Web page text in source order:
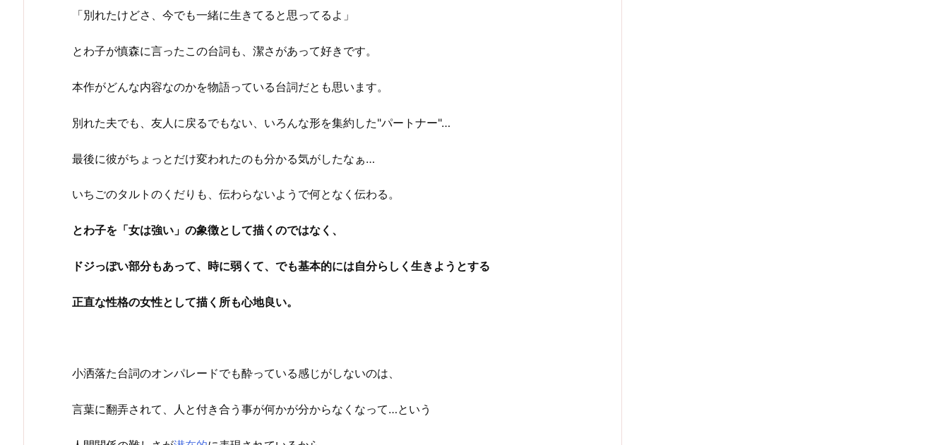
「別れたけどさ、今でも一緒に生きてると思ってるよ」
とわ子が慎森に言ったこの台詞も、潔さがあって好きです。
本作がどんな内容なのかを物語っている台詞だとも思います。
別れた夫でも、友人に戻るでもない、いろんな形を集約した"パートナー"…
最後に彼がちょっとだけ変われたのも分かる気がしたなぁ…
いちごのタルトのくだりも、伝わらないようで何となく伝わる。
とわ子を「女は強い」の象徴として描くのではなく、
ドジっぽい部分もあって、時に弱くて、でも基本的には自分らしく生きようとする
正直な性格の女性として描く所も心地良い。
小洒落た台詞のオンパレードでも酔っている感じがしないのは、
言葉に翻弄されて、人と付き合う事が何かが分からなくなって…という